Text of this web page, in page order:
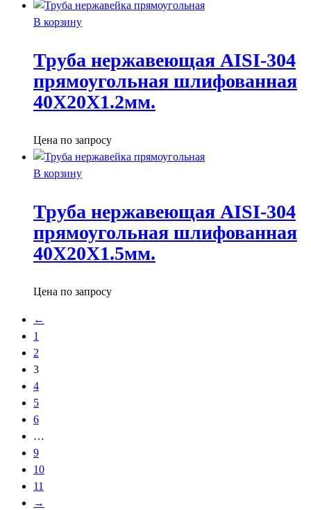
В корзину
Труба нержавеющая AISI-304
прямоугольная шлифованная
40X20X1.2мм.
Цена по запросу
В корзину
Труба нержавеющая AISI-304
прямоугольная шлифованная
40X20X1.5мм.
Цена по запросу
←
1
2
3
4
5
6
…
9
10
11
→